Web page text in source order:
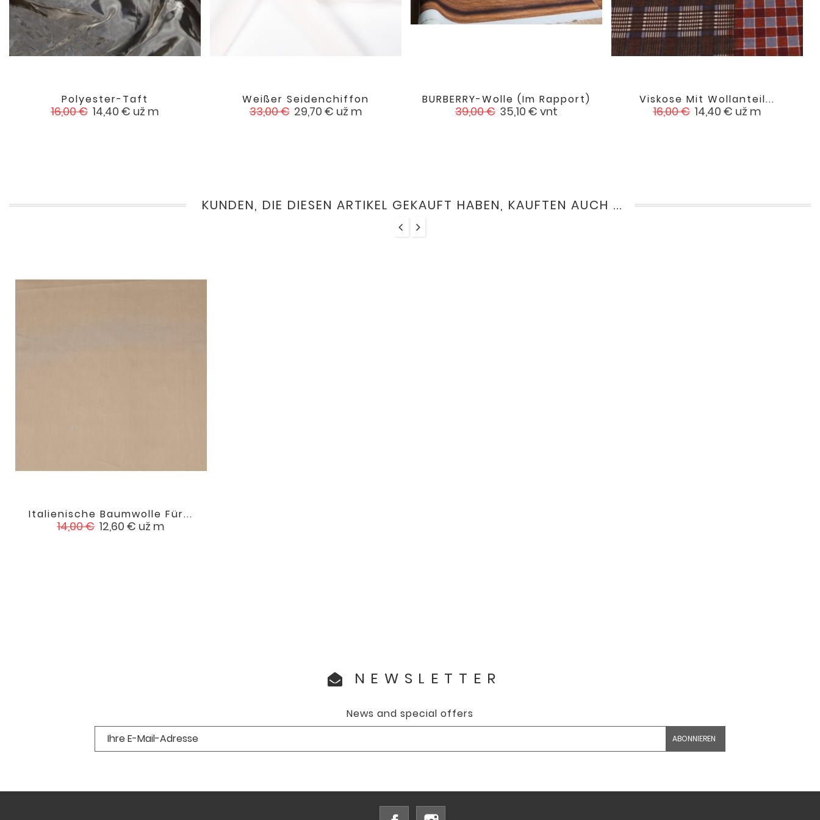
Polyester-Taft
Verkaufspreis
16,00 € Preis
14,40 € už m
 favorite
Weißer Seidenchiffon
Verkaufspreis
33,00 € Preis
29,70 € už m
 favorite
BURBERRY-Wolle (im Rapport)
Verkaufspreis
39,00 € Preis
35,10 € vnt
 favorite
Viskose Mit Wollanteil...
Verkaufspreis
16,00 € Preis
14,40 € už m
 favorite
KUNDEN, DIE DIESEN ARTIKEL GEKAUFT HABEN, KAUFTEN AUCH ...
Italienische Baumwolle Für...
Verkaufspreis
14,00 € Preis
12,60 € už m
 favorite
NEWSLETTER
News and special offers
Facebook